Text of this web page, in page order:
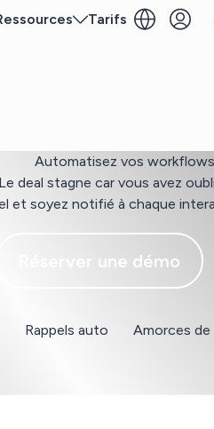
Tarifs
Automatisez vos
deal stagne car vous avez
et soyez notifié à chaque
Réserver une démo
Rappels auto Amorces